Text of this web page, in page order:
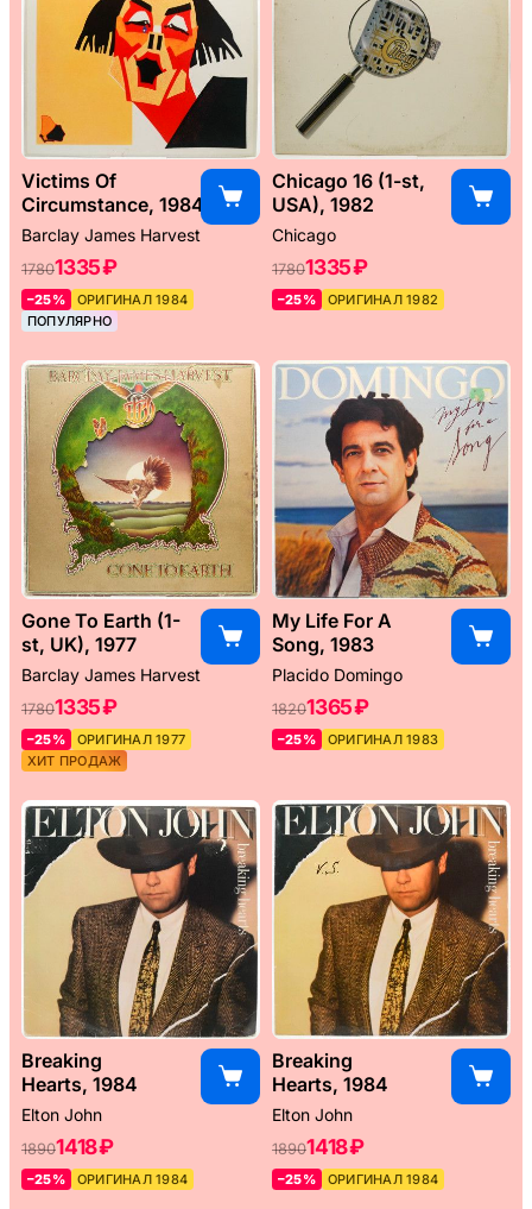
Victims Of
Circumstance, 1984
Barclay James Harvest
17801335 ₽
–25%
ОРИГИНАЛ 1984
ПОПУЛЯРНО
Chicago 16 (1-st,
USA), 1982
Chicago
17801335 ₽
–25% ОРИГИНАЛ 1982
Gone To Earth (1-
st, UK), 1977
Barclay James Harvest
17801335 ₽
–25%
ОРИГИНАЛ 1977
ХИТ ПРОДАЖ
My Life For A
Song, 1983
Placido Domingo
18201365 ₽
–25% ОРИГИНАЛ 1983
Breaking
Hearts, 1984
Elton John
18901418 ₽
–25% ОРИГИНАЛ 1984
Breaking
Hearts, 1984
Elton John
18901418 ₽
–25% ОРИГИНАЛ 1984